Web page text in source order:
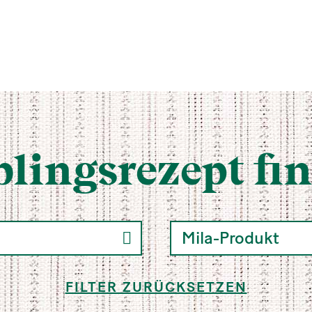
FILTER ZURÜCKSETZEN